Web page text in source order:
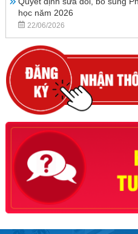
học năm 2026
22/06/2026